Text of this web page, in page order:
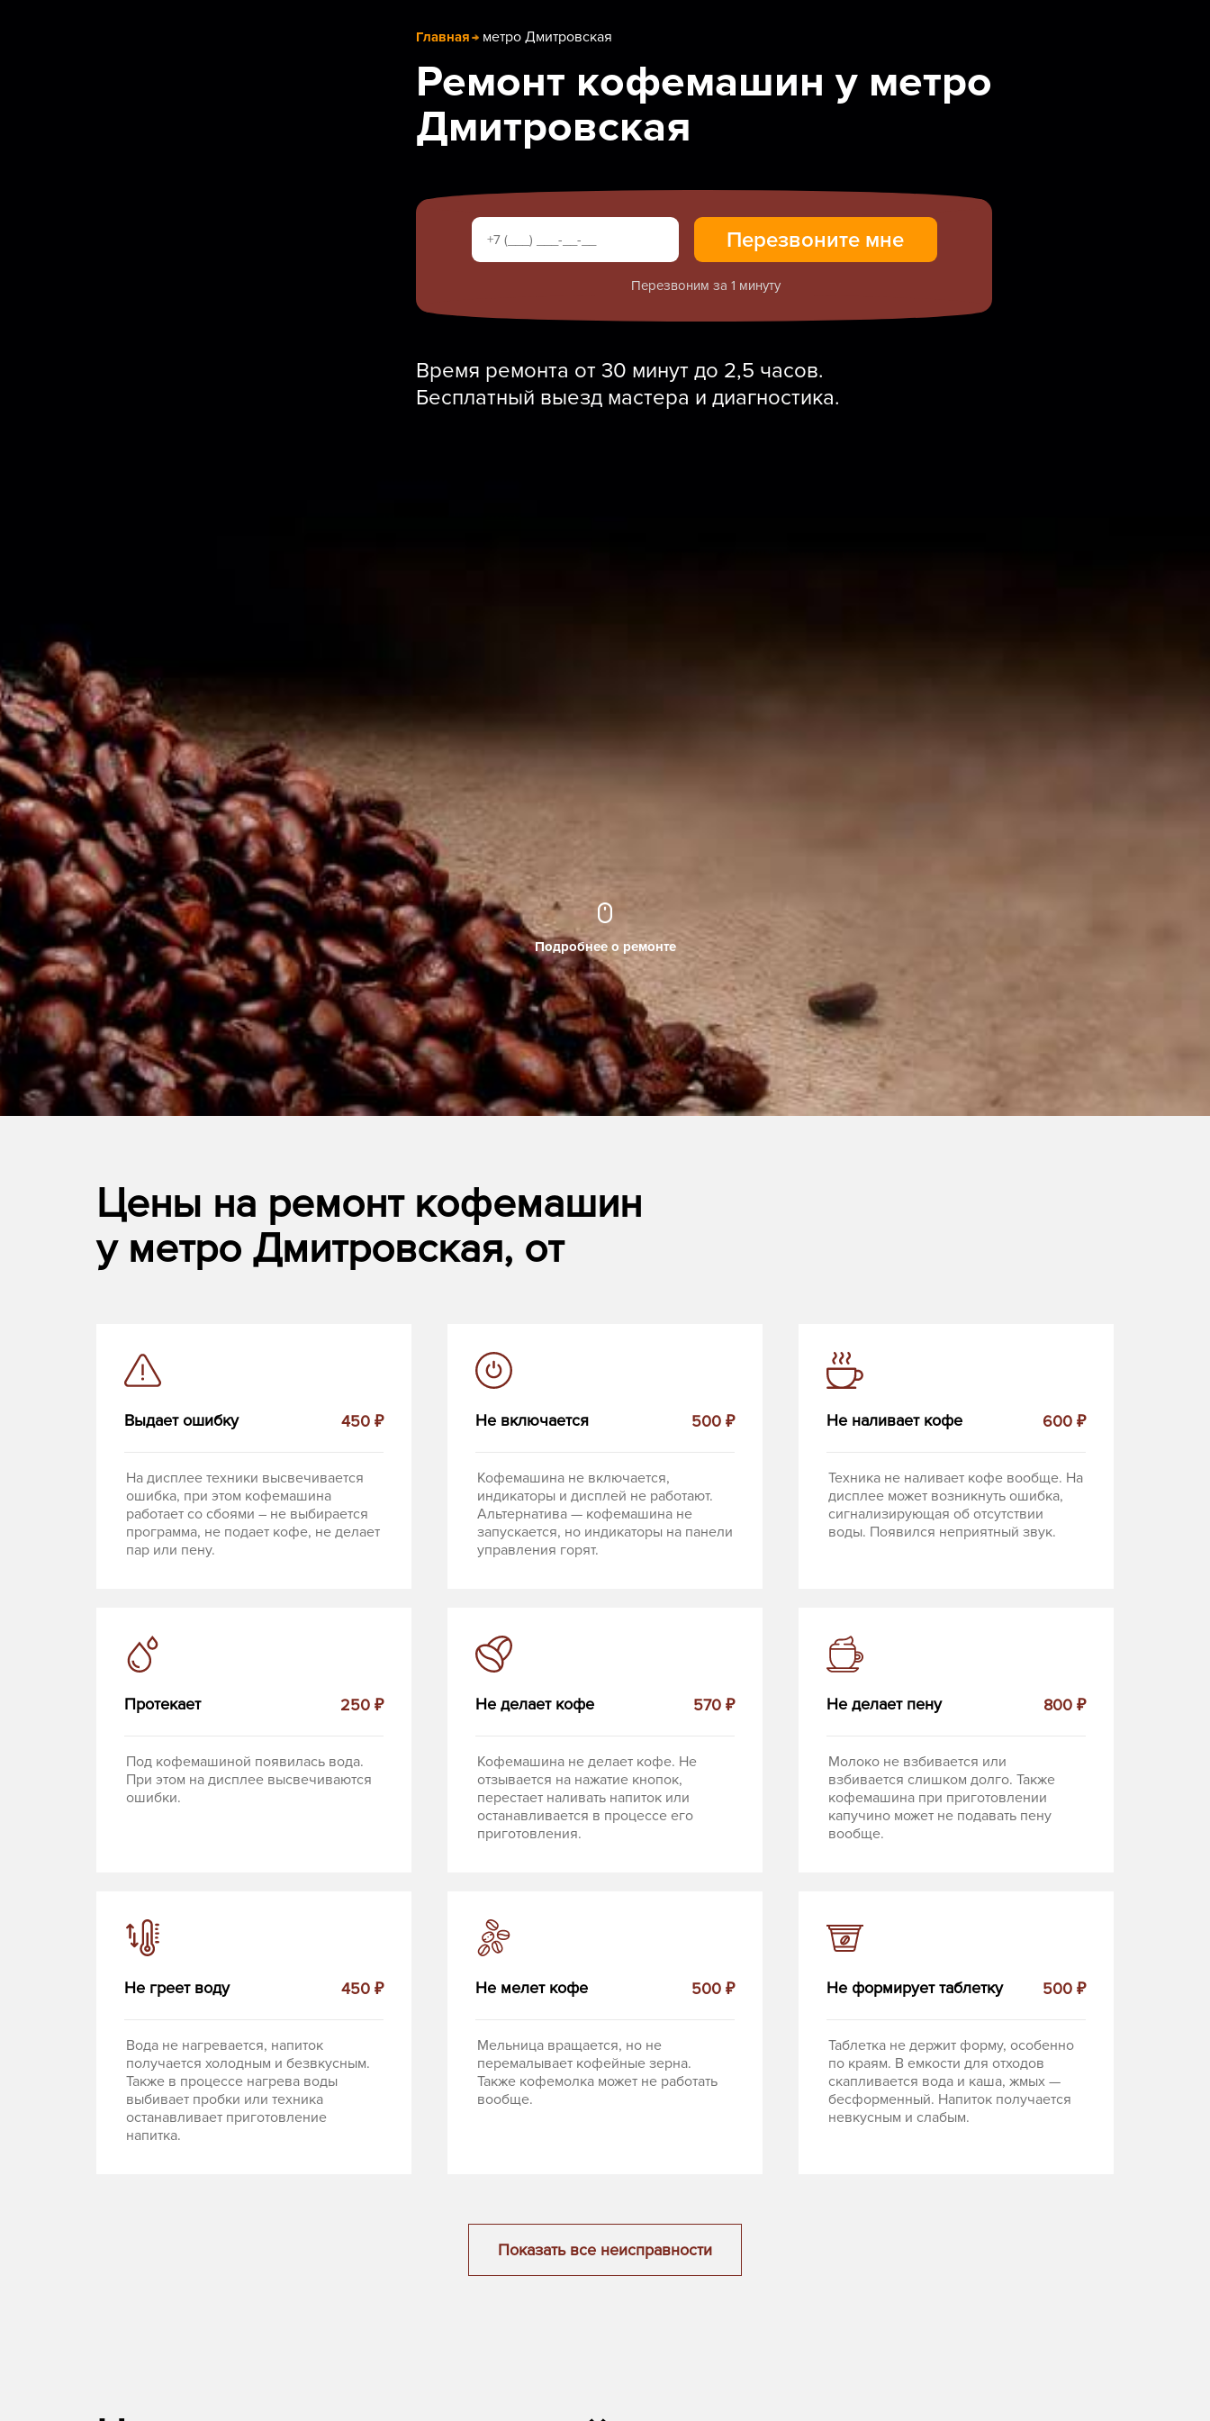
Главная метро Дмитровская
Ремонт кофемашин у метро
Дмитровская
Перезвоним за 1 минуту
Время ремонта от 30 минут до 2,5 часов.
Бесплатный выезд мастера и диагностика.
Подробнее о ремонте
Цены на ремонт кофемашин
у метро Дмитровская, от
Выдает ошибку 450 ₽
На дисплее техники высвечивается
ошибка, при этом кофемашина
работает со сбоями – не выбирается
программа, не подает кофе, не делает
пар или пену.
Не включается 500 ₽
Кофемашина не включается,
индикаторы и дисплей не работают.
Альтернатива — кофемашина не
запускается, но индикаторы на панели
управления горят.
Не наливает кофе 600 ₽
Техника не наливает кофе вообще. На
дисплее может возникнуть ошибка,
сигнализирующая об отсутствии
воды. Появился неприятный звук.
Протекает 250 ₽
Под кофемашиной появилась вода.
При этом на дисплее высвечиваются
ошибки.
Не делает кофе 570 ₽
Кофемашина не делает кофе. Не
отзывается на нажатие кнопок,
перестает наливать напиток или
останавливается в процессе его
приготовления.
Не делает пену 800 ₽
Молоко не взбивается или
взбивается слишком долго. Также
кофемашина при приготовлении
капучино может не подавать пену
вообще.
Не греет воду 450 ₽
Вода не нагревается, напиток
получается холодным и безвкусным.
Также в процессе нагрева воды
выбивает пробки или техника
останавливает приготовление
напитка.
Не мелет кофе 500 ₽
Мельница вращается, но не
перемалывает кофейные зерна.
Также кофемолка может не работать
вообще.
Не формирует таблетку 500 ₽
Таблетка не держит форму, особенно
по краям. В емкости для отходов
скапливается вода и каша, жмых —
бесформенный. Напиток получается
невкусным и слабым.
Показать все неисправности